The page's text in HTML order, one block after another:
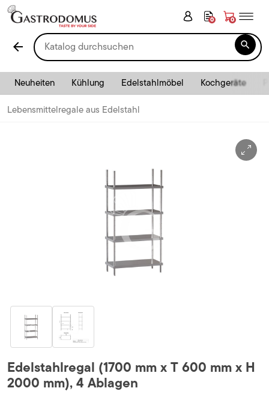
0 0
arrow_back 
Neuheiten Kühlung Edelstahlmöbel Kochgeräte
Lebensmittelregale aus Edelstahl
Edelstahlregal (1700 mm x T 600 mm x H
2000 mm), 4 Ablagen